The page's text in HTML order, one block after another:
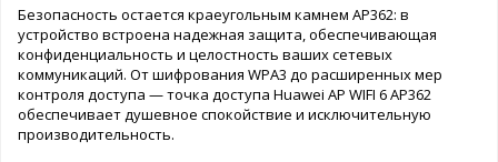
Безопасность остается краеугольным камнем AP362: в
устройство встроена надежная защита, обеспечивающая
конфиденциальность и целостность ваших сетевых
коммуникаций. От шифрования WPA3 до расширенных мер
контроля доступа — точка доступа Huawei AP WIFI 6 AP362
обеспечивает душевное спокойствие и исключительную
производительность.